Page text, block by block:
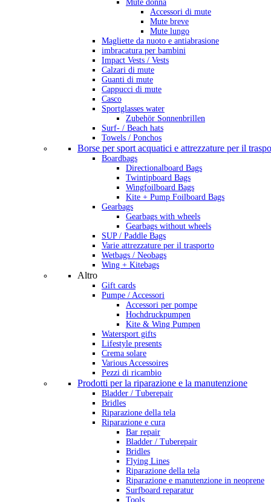
Mute donna
Accessori di mute
Mute breve
Mute lungo
Magliette da nuoto e antiabrasione
imbracatura per bambini
Impact Vests / Vests
Calzari di mute
Guanti di mute
Cappucci di mute
Casco
Sportglasses water
Zubehör Sonnenbrillen
Surf- / Beach hats
Towels / Ponchos
Borse per sport acquatici e attrezzature per il
Boardbags
Directionalboard Bags
Twintipboard Bags
Wingfoilboard Bags
Kite + Pump Foilboard Bags
Gearbags
Gearbags with wheels
Gearbags without wheels
SUP / Paddle Bags
Varie attrezzature per il trasporto
Wetbags / Neobags
Wing + Kitebags
Altro
Gift cards
Pumpe / Accessori
Accessori per pompe
Hochdruckpumpen
Kite & Wing Pumpen
Watersport gifts
Lifestyle presents
Crema solare
Various Accessoires
Pezzi di ricambio
Prodotti per la riparazione e la manutenzione
Bladder / Tuberepair
Bridles
Riparazione della tela
Riparazione e cura
Bar repair
Bladder / Tuberepair
Bridles
Flying Lines
Riparazione della tela
Riparazione e manutenzione in neoprene
Surfboard reparatur
Tools